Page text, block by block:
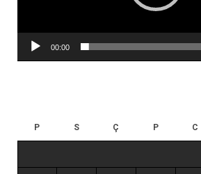
00:00
P S Ç P C